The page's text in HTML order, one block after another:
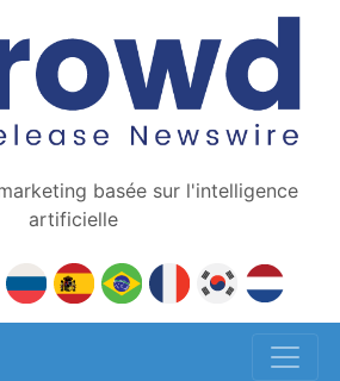
basée sur l'intelligence
artificielle